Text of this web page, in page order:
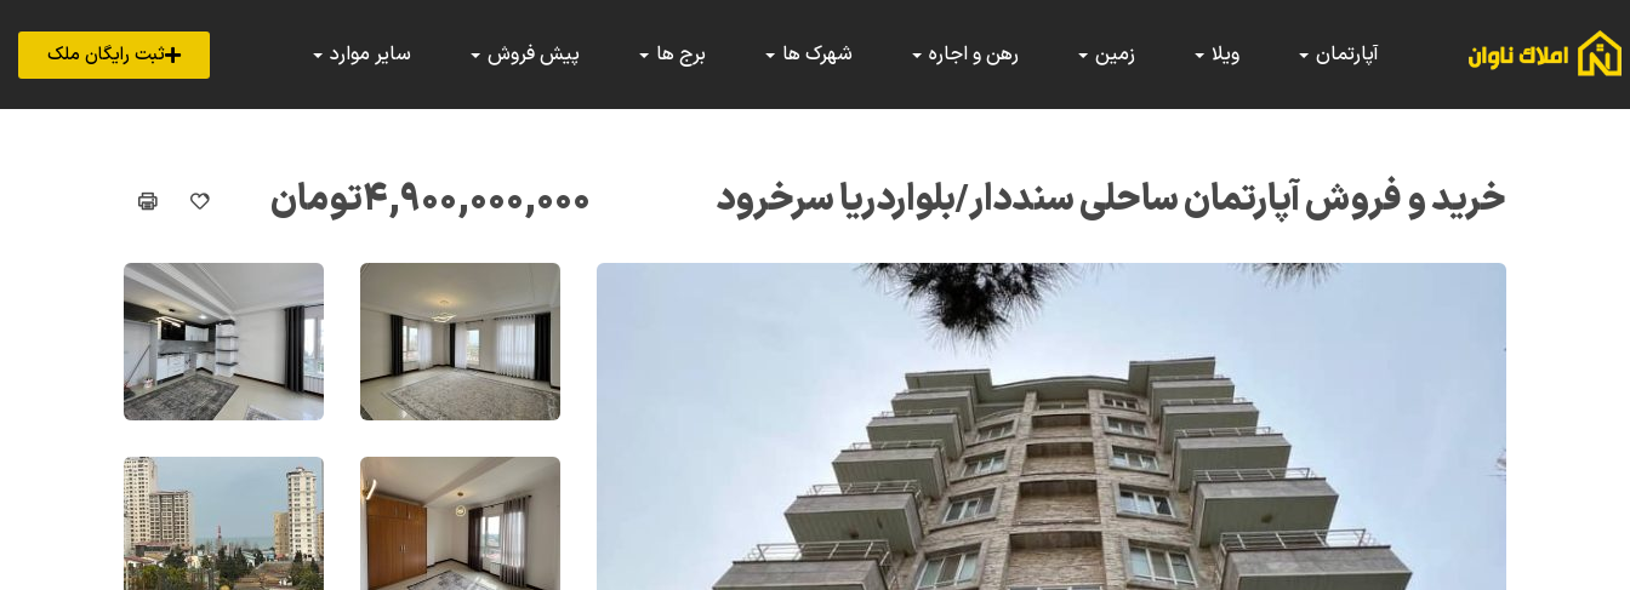
آپارتمان ویلا زمین رهن و اجاره شهرک ها برج ها پیش فروش سایر موارد ثبت رایگان ملک
خرید و فروش آپارتمان ساحلی سنددار/بلواردریا سرخرود ۴,۹۰۰,۰۰۰,۰۰۰تومان